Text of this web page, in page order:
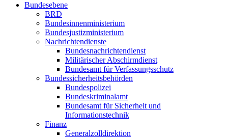
Bundesebene
BRD
Bundesinnenministerium
Bundesjustizministerium
Nachrichtendienste
Bundesnachrichtendienst
Militärischer Abschirmdienst
Bundesamt für Verfassungsschutz
Bundessicherheitsbehörden
Bundespolizei
Bundeskriminalamt
Bundesamt für Sicherheit und
Informationstechnik
Finanz
Generalzolldirektion